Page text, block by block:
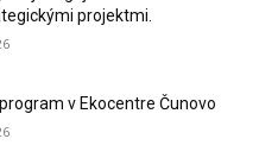
projektmi.
v Ekocentre Čunovo